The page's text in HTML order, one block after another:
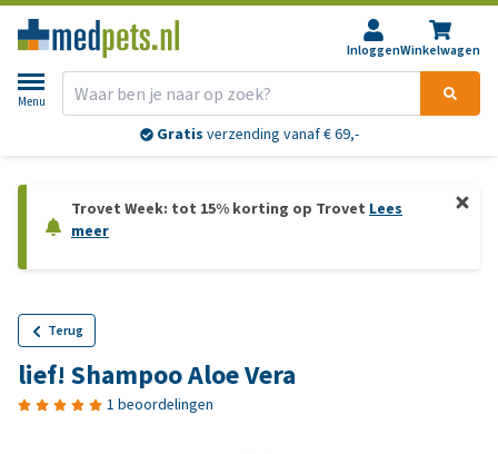
InloggenWinkelwagen
Menu
Gratis verzending vanaf € 69,-
Trovet Week: tot 15% korting op Trovet Lees
meer
Terug
lief! Shampoo Aloe Vera
1 beoordelingen